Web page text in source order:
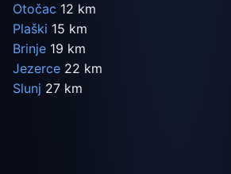
Otočac 12 km
Plaški 15 km
Brinje 19 km
Jezerce 22 km
Slunj 27 km